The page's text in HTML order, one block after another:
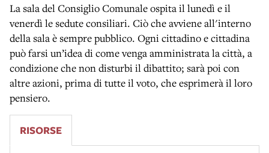
La sala del Consiglio Comunale ospita il lunedì e il
venerdì le sedute consiliari. Ciò che avviene all'interno
della sala è sempre pubblico. Ogni cittadino e cittadina
può farsi un’idea di come venga amministrata la città, a
condizione che non disturbi il dibattito; sarà poi con
altre azioni, prima di tutte il voto, che esprimerà il loro
pensiero.
RISORSE